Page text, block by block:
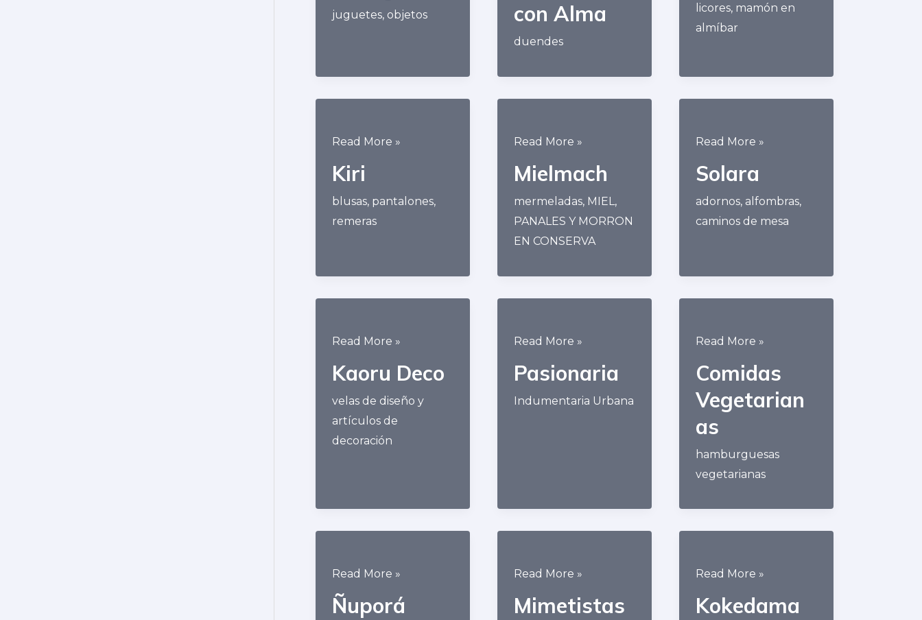
Juegos
juguetes, objetos
con Alma
duendes
licores, mamón en
almíbar
Kiri
Read More »
Kiri
blusas, pantalones,
remeras
Mielmach
Read More »
Mielmach
mermeladas, MIEL,
PANALES Y MORRON
EN CONSERVA
Solara
Read More »
Solara
adornos, alfombras,
caminos de mesa
Kaoru
Read More »
Kaoru Deco
velas de diseño y
artículos de
decoración
Pasionaria
Read More »
Pasionaria
Indumentaria Urbana
Comidas
Read More »
Comidas
Vegetarian
as
hamburguesas
vegetarianas
Ñuporá
Read More »
Ñuporá
Mimetistas
Read More »
Mimetistas
Kokedama
Read More »
Kokedama